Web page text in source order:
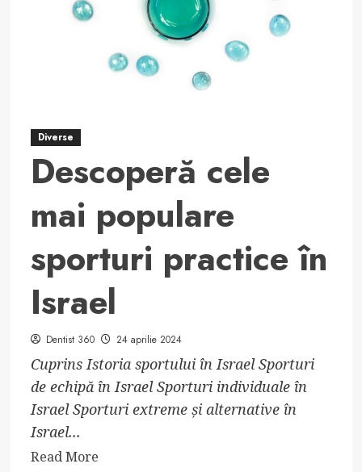
spatele
succesului
fotbalului
lituanian?
Diverse
Descoperă cele
mai populare
sporturi practice în
Israel
Dentist 360 24 aprilie 2024
Cuprins Istoria sportului în Israel Sporturi
de echipă în Israel Sporturi individuale în
Israel Sporturi extreme și alternative în
Israel...
Read MoreRead